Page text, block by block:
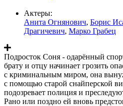
Актеры:
Анита Огнянович, Борис
Драгичевич, Марко Грабец
Подросток Соня - одарённый
брату и отцу начинает грозить
с криминальным миром, она
с помощью старой снайперской
подозревает полиция и
Рано или поздно ей вновь